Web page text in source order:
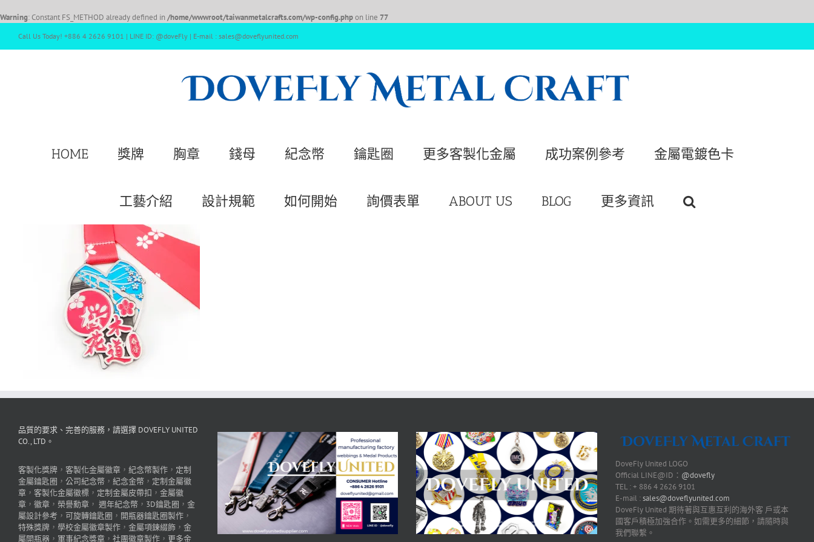
Warning: Constant FS_METHOD already defined in /home/wwwroot/taiwanmetalcrafts.com/wp-config.phpon line 77
Call Us Today! +886 4 2626 9101 | LINE ID: @doveFly | E-mail : sales@doveflyunited.com
HOME 獎牌 胸章 錢母 紀念幣 鑰匙圈 更多客製化金屬 成功案例參考 金屬電鍍色卡
工藝介紹 設計規範 如何開始 詢價表單 ABOUT US BLOG 更多資訊
品質的要求、完善的服務，請選擇 DOVEFLY UNITED
CO., LTD。
客製化獎牌 ， 客製化金屬徽章 ， 紀念幣製作 ， 定制
金屬鑰匙圈 ， 公司紀念幣 ， 紀念金幣 ， 定制金屬徽
章 ， 客製化金屬徽標 ， 定制金屬皮帶扣 ， 金屬徽
章 ， 徽章 ， 榮譽勳章 ， 週年紀念幣 ， 3D鑰匙圈 ， 金
屬設計參考 ， 可旋轉鑰匙圈 ， 開瓶器鑰匙圈製作 ，
特殊獎牌 ， 學校金屬徽章製作 ， 金屬項鍊綴飾 ， 金
屬開瓶器 ， 軍事紀念獎章 ， 社團徽章製作 ， 更多金
DoveFly United LOGO
Official LINE@ID： @dovefly
TEL : + 886 4 2626 9101
E-mail :sales@doveflyunited.com
DoveFly United 期待著與互惠互利的海外客 戶或本
國客戶積極加強合作。如需更多的細節，請隨時與
我們聯繫。